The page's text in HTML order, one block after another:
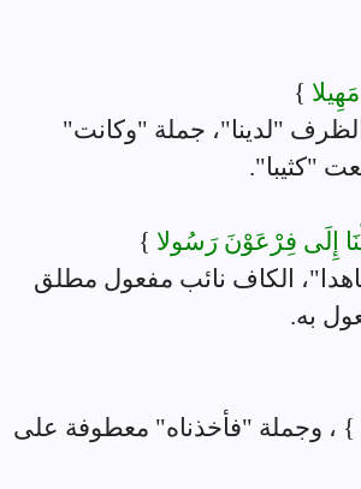
}
"لدينا"، جملة "وكانت"
"كثيبا".
إِلَى فِرْعَوْنَ رَسُولا }
الكاف نائب مفعول مطلق
به.
} ، وجملة "فأخذناه" معطوفة على